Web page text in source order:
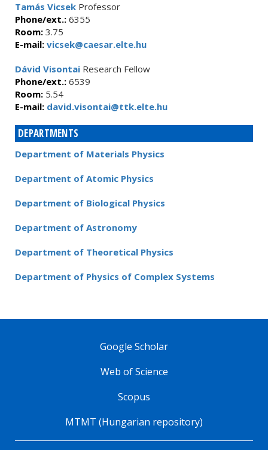
Tamás Vicsek Professor
Phone/ext.: 6355
Room: 3.75
E-mail: vicsek@caesar.elte.hu
Dávid Visontai Research Fellow
Phone/ext.: 6539
Room: 5.54
E-mail: david.visontai@ttk.elte.hu
DEPARTMENTS
Department of Materials Physics
Department of Atomic Physics
Department of Biological Physics
Department of Astronomy
Department of Theoretical Physics
Department of Physics of Complex Systems
Google Scholar
Web of Science
Scopus
MTMT (Hungarian repository)